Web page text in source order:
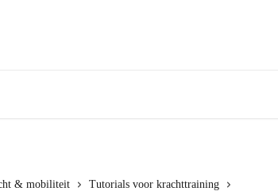
& mobiliteit
Tutorials voor krachttraining